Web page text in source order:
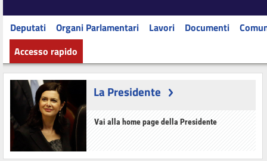
Deputati Organi Parlamentari Lavori Documenti
Accesso rapido
La Presidente
Vai alla home page della Presidente